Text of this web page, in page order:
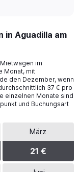
in Aguadilla am
im
Monat, mit
den Dezember, wenn
37 € pro
einzelnen Monate sind
und Buchungsart
März
21 €